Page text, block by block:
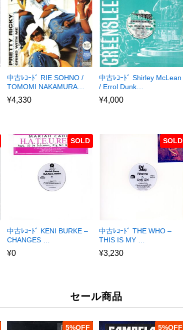
中古ﾚｺｰﾄﾞ RIE SOHNO /
TOMOMI NAKAMURA…
¥4,330
中古ﾚｺｰﾄﾞ Shirley McLean
/ Errol Dunk…
¥4,000
SOLD
中古ﾚｺｰﾄﾞ KENI BURKE –
CHANGES …
¥0
SOLD
中古ﾚｺｰﾄﾞ THE WHO –
THIS IS MY …
¥3,230
セール商品
5% 5%